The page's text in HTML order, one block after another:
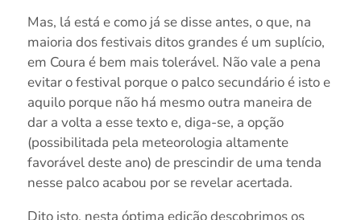
Mas, lá está e como já se disse antes, o que, na
maioria dos festivais ditos grandes é um suplício,
em Coura é bem mais tolerável. Não vale a pena
evitar o festival porque o palco secundário é isto e
aquilo porque não há mesmo outra maneira de
dar a volta a esse texto e, diga-se, a opção
(possibilitada pela meteorologia altamente
favorável deste ano) de prescindir de uma tenda
nesse palco acabou por se revelar acertada.